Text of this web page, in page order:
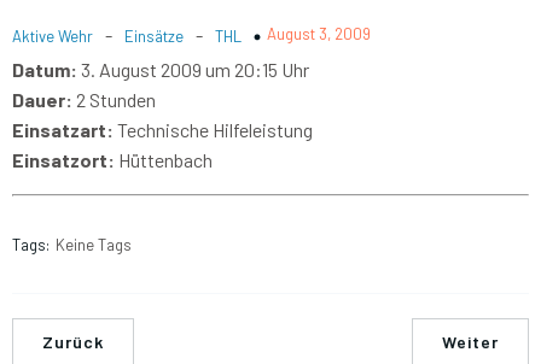
Aktive Wehr - Einsätze - THL August 3, 2009
Datum: 3. August 2009 um 20:15 Uhr
Dauer: 2 Stunden
Einsatzart: Technische Hilfeleistung
Einsatzort: Hüttenbach
Tags: Keine Tags
Zurück Weiter